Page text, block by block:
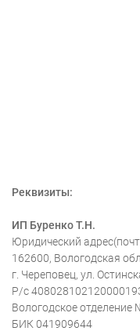
Реквизиты:
ИП Буренко Т.Н.
Юридический
162600, Вологодская
г. Череповец, ул.
Р/с
Вологодское
БИК 041909644